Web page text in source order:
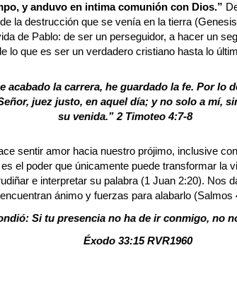
y anduvo en intima comunión con Dios.”
la destrucción que se venía en la tierra
de Pablo: de ser un perseguidor, a hacer un
lo que es ser un verdadero cristiano hasta lo
acabado la carrera, he guardado la fe. Por lo
juez justo, en aquel día; y no solo a mí,
su venida.” 2 Timoteo 4:7-8
sentir amor hacia nuestro prójimo, inclusive
el poder que únicamente puede transformar la
e interpretar su palabra (1 Juan 2:20). Nos
ánimo y fuerzas para alabarlo (Salmos
Si tu presencia no ha de ir conmigo, no
Éxodo 33:15 RVR1960